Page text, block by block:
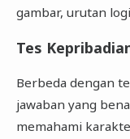
gambar, urutan
Tes
Berbeda dengan
jawaban yang
memahami